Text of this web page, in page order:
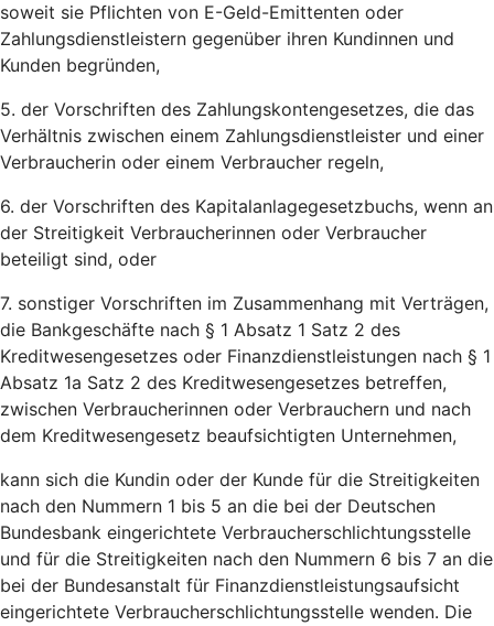
soweit sie Pflichten von E-Geld-Emittenten oder
Zahlungsdienstleistern gegenüber ihren Kundinnen und
Kunden begründen,
5. der Vorschriften des Zahlungskontengesetzes, die das
Verhältnis zwischen einem Zahlungsdienstleister und einer
Verbraucherin oder einem Verbraucher regeln,
6. der Vorschriften des Kapitalanlagegesetzbuchs, wenn an
der Streitigkeit Verbraucherinnen oder Verbraucher
beteiligt sind, oder
7. sonstiger Vorschriften im Zusammenhang mit Verträgen,
die Bankgeschäfte nach § 1 Absatz 1 Satz 2 des
Kreditwesengesetzes oder Finanzdienstleistungen nach § 1
Absatz 1a Satz 2 des Kreditwesengesetzes betreffen,
zwischen Verbraucherinnen oder Verbrauchern und nach
dem Kreditwesengesetz beaufsichtigten Unternehmen,
kann sich die Kundin oder der Kunde für die Streitigkeiten
nach den Nummern 1 bis 5 an die bei der Deutschen
Bundesbank eingerichtete Verbraucherschlichtungsstelle
und für die Streitigkeiten nach den Nummern 6 bis 7 an die
bei der Bundesanstalt für Finanzdienstleistungsaufsicht
eingerichtete Verbraucherschlichtungsstelle wenden. Die